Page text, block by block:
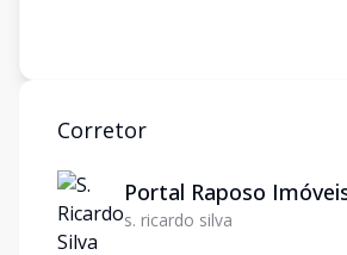
Corretor
Portal Raposo
s. ricardo silva